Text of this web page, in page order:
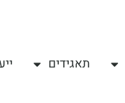
תאגידים